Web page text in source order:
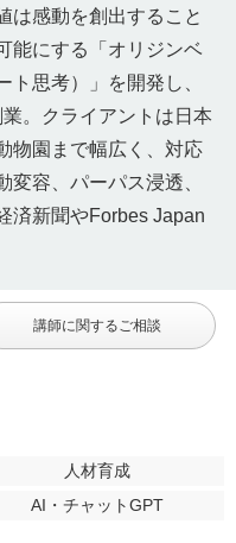
は感動を創出すること
能にする「オリジンベ
思考）」を開発し、
。クライアントは日本
物園まで幅広く、対応
変容、パーパス浸透、
済新聞やForbes Japan
講師に関するご相談
人材育成
AI・チャットGPT